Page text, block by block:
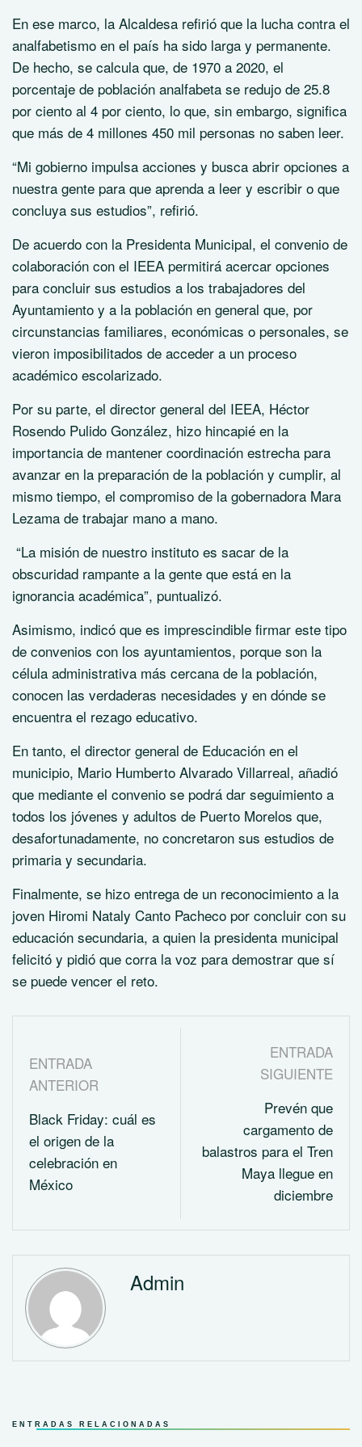
En ese marco, la Alcaldesa refirió que la lucha contra el
analfabetismo en el país ha sido larga y permanente.
De hecho, se calcula que, de 1970 a 2020, el
porcentaje de población analfabeta se redujo de 25.8
por ciento al 4 por ciento, lo que, sin embargo, significa
que más de 4 millones 450 mil personas no saben leer.
“Mi gobierno impulsa acciones y busca abrir opciones a
nuestra gente para que aprenda a leer y escribir o que
concluya sus estudios”, refirió.
De acuerdo con la Presidenta Municipal, el convenio de
colaboración con el IEEA permitirá acercar opciones
para concluir sus estudios a los trabajadores del
Ayuntamiento y a la población en general que, por
circunstancias familiares, económicas o personales, se
vieron imposibilitados de acceder a un proceso
académico escolarizado.
Por su parte, el director general del IEEA, Héctor
Rosendo Pulido González, hizo hincapié en la
importancia de mantener coordinación estrecha para
avanzar en la preparación de la población y cumplir, al
mismo tiempo, el compromiso de la gobernadora Mara
Lezama de trabajar mano a mano.
“La misión de nuestro instituto es sacar de la
obscuridad rampante a la gente que está en la
ignorancia académica”, puntualizó.
Asimismo, indicó que es imprescindible firmar este tipo
de convenios con los ayuntamientos, porque son la
célula administrativa más cercana de la población,
conocen las verdaderas necesidades y en dónde se
encuentra el rezago educativo.
En tanto, el director general de Educación en el
municipio, Mario Humberto Alvarado Villarreal, añadió
que mediante el convenio se podrá dar seguimiento a
todos los jóvenes y adultos de Puerto Morelos que,
desafortunadamente, no concretaron sus estudios de
primaria y secundaria.
Finalmente, se hizo entrega de un reconocimiento a la
joven Hiromi Nataly Canto Pacheco por concluir con su
educación secundaria, a quien la presidenta municipal
felicitó y pidió que corra la voz para demostrar que sí
se puede vencer el reto.
ENTRADA
ANTERIOR
Black Friday: cuál es
el origen de la
celebración en
México
ENTRADA
SIGUIENTE
Prevén que
cargamento de
balastros para el Tren
Maya llegue en
diciembre
Admin
ENTRADAS RELACIONADAS